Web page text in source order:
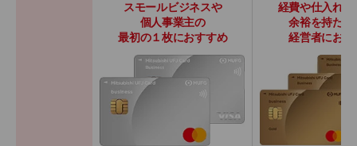
スモールビジネスや
個人事業主の
最初の１枚におすすめ
経費や仕入れ代
余裕を持たせ
経営者におす